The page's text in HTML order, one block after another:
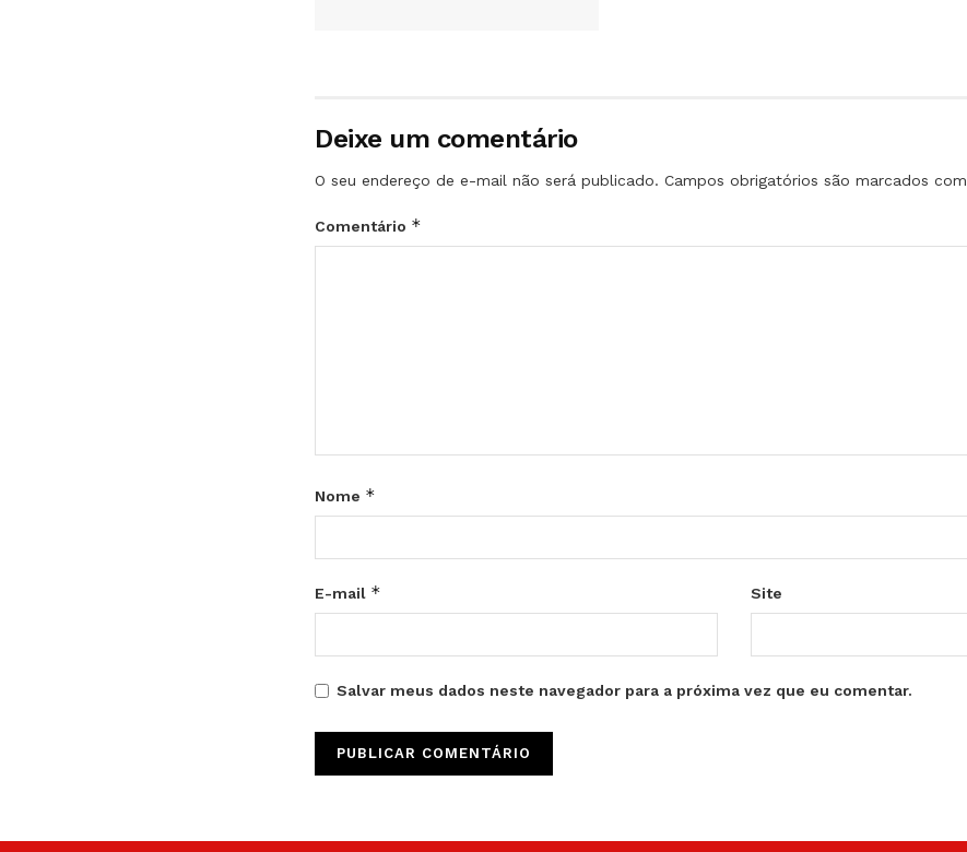
Deixe um comentário
O seu endereço de e-mail não será publicado. Campos obrigatórios são marcados com
Comentário *
Nome *
E-mail * Site
Salvar meus dados neste navegador para a próxima vez que eu comentar.